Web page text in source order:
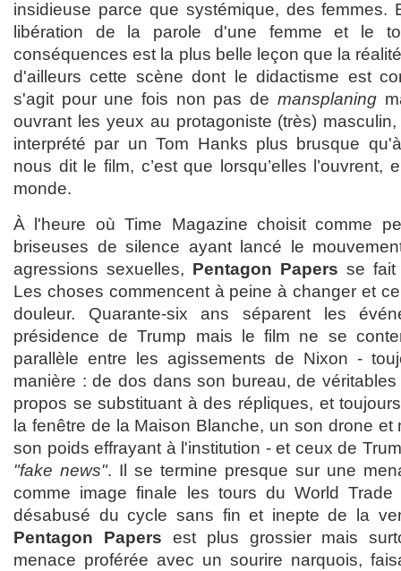
insidieuse parce que systémique, des femmes.
libération de la parole d'une femme et le
conséquences est la plus belle leçon que la
d'ailleurs cette scène dont le didactisme est
s'agit pour une fois non pas de mansplaning
ouvrant les yeux au protagoniste (très)
interprété par un Tom Hanks plus brusque
nous dit le film, c’est que lorsqu’elles l’ouvrent,
monde.
À l'heure où Time Magazine choisit comme
briseuses de silence ayant lancé le
agressions sexuelles, Pentagon Papers se fait
Les choses commencent à peine à changer et
douleur. Quarante-six ans séparent les
présidence de Trump mais le film ne se
parallèle entre les agissements de Nixon -
manière : de dos dans son bureau, de
propos se substituant à des répliques, et
la fenêtre de la Maison Blanche, un son drone et
son poids effrayant à l'institution - et ceux de
"fake news". Il se termine presque sur une
comme image finale les tours du World Trade
désabusé du cycle sans fin et inepte de la
Pentagon Papers est plus grossier mais
menace proférée avec un sourire narquois,